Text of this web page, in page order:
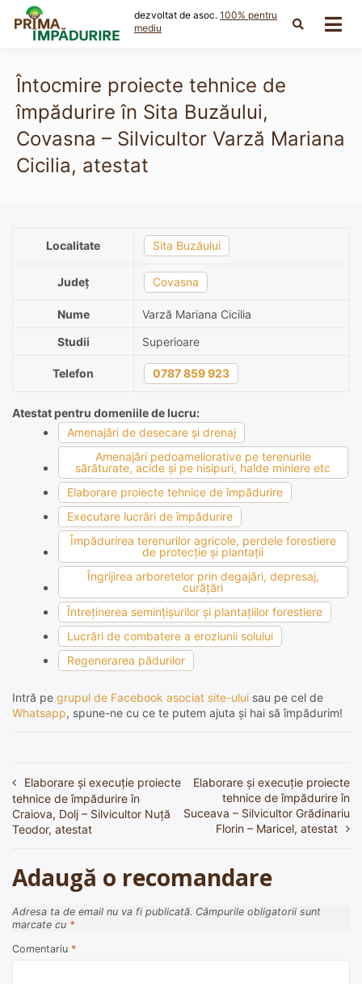
content
dezvoltat de asoc. 100% pentru
mediu
Întocmire proiecte tehnice de
împădurire în Sita Buzăului,
Covasna – Silvicultor Varză Mariana
Cicilia, atestat
Localitate Sita Buzăului
Județ Covasna
Nume
Varză Mariana Cicilia
Studii
Superioare
Telefon 0787 859 923
Atestat pentru domeniile de lucru:
Amenajări de desecare şi drenaj
Amenajări pedoameliorative pe terenurile
sărăturate, acide şi pe nisipuri, halde miniere etc
Elaborare proiecte tehnice de împădurire
Executare lucrări de împădurire
Împădurirea terenurilor agricole, perdele forestiere
de protecţie şi plantaţii
Îngrijirea arboretelor prin degajări, depresaj,
curăţări
Întreţinerea seminţişurilor şi plantaţiilor forestiere
Lucrări de combatere a eroziunii solului
Regenerarea pădurilor
Intră pe grupul de Facebook asociat site-ului sau pe cel de
Whatsapp, spune-ne cu ce te putem ajuta și hai să împădurim!
Navigare
în
articole
Elaborare și execuție proiecte
tehnice de împădurire în
Craiova, Dolj – Silvicultor Nuță
Teodor, atestat
Elaborare și execuție proiecte
tehnice de împădurire în
Suceava – Silvicultor Grădinariu
Florin – Maricel, atestat
Adaugă o recomandare
Adresa ta de email nu va fi publicată. Câmpurile obligatorii sunt
marcate cu *
Comentariu *